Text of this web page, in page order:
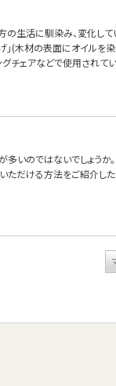
生活に馴染み、変化して
」(木材の表面にオイルを
チェアなどで使用されて
多いのではないでしょうか
ただける方法をご紹介した